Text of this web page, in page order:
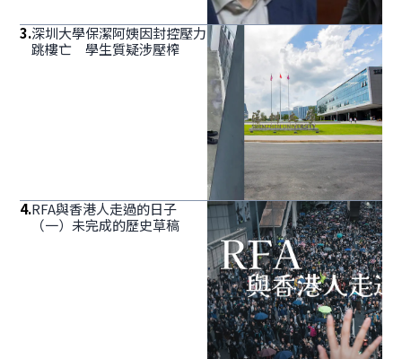
3.深圳大學保潔阿姨因封控壓力
跳樓亡 學生質疑涉壓榨
4.RFA與香港人走過的日子
（一）未完成的歷史草稿